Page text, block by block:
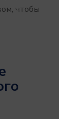
чтобы